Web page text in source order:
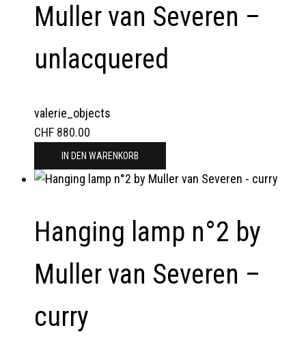
Muller van Severen –
unlacquered
valerie_objects
CHF 880.00
IN DEN WARENKORB
Hanging lamp n°2 by
Muller van Severen –
curry